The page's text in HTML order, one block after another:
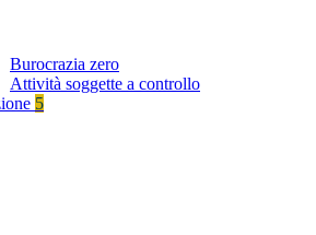
Burocrazia zero
Attività soggette a controllo
5